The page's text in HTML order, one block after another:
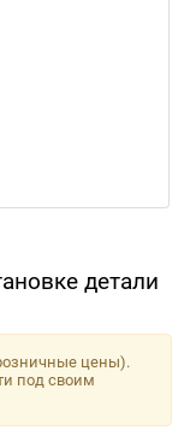
детали
цены).
под своим